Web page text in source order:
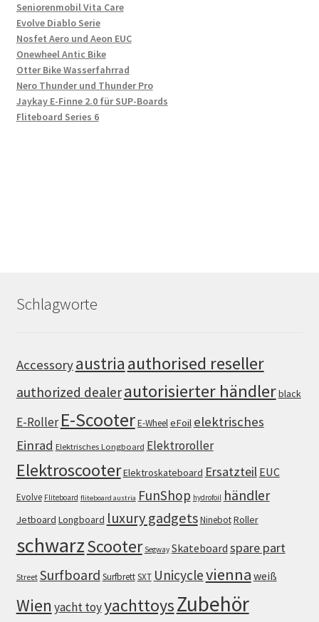
Seniorenmobil Vita Care
Evolve Diablo Serie
Nosfet Aero und Aeon EUC
Onewheel Antic Bike
Otter Bike Wasserfahrrad
Nero Thunder und Thunder Pro
Jaykay E-Finne 2.0 für SUP-Boards
Fliteboard Series 6
Schlagworte
Accessoryaustria authorised reseller
authorized dealerautorisierter händlerblack
E-Roller E-ScooterE-WheeleFoil elektrisches
Einrad Elektrisches Longboard Elektroroller
ElektroscooterElektroskateboard Ersatzteil EUC
Evolve Fliteboard fliteboard austria FunShop hydrofoil händler
Jetboard Longboard luxury gadgetsNinebotRoller
schwarzScooter Segway Skateboard spare part
Street Surfboard SurfbrettSXT Unicyclevienna weiß
Wien yacht toyyachttoysZubehör